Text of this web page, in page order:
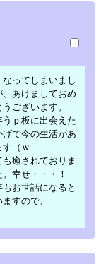
なってしまいまし
、あけましておめ
ございます。
うｐ板に出会えた
げで今の生活があ
す（ｗ
も癒されておりま
。幸せ・・・！
もお世話になると
すので、